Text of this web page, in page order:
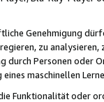
Genehmigung
zu
durch Personen
maschinellen
Funktionalität oder